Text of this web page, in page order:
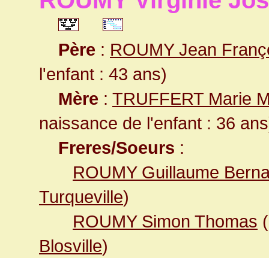
Père : ROUMY Jean
l'enfant : 43 ans)
Mère : TRUFFERT Marie
naissance de l'enfant : 36
Freres/Soeurs :
ROUMY Guillaume
Turqueville)
ROUMY Simon Thomas
Blosville)